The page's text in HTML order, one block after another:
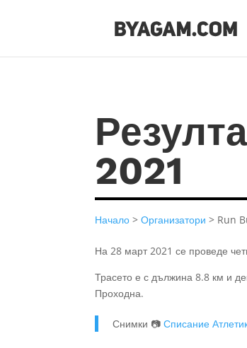
2021
Начало >Организатори > Run
На 28 март 2021 се проведе
Трасето е с дължина 8.8 км и
Проходна.
Снимки 📷Списание